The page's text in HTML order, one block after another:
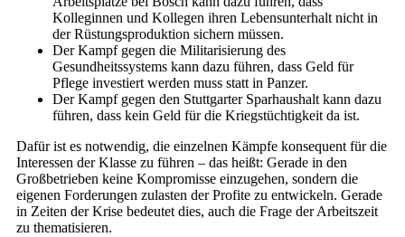
Kolleginnen und Kollegen ihren Lebensunterhalt nicht in
der Rüstungsproduktion sichern müssen.
Der Kampf gegen die Militarisierung des
Gesundheitssystems kann dazu führen, dass Geld für
Pflege investiert werden muss statt in Panzer.
Der Kampf gegen den Stuttgarter Sparhaushalt kann dazu
führen, dass kein Geld für die Kriegstüchtigkeit da ist.
Dafür ist es notwendig, die einzelnen Kämpfe konsequent für die
Interessen der Klasse zu führen – das heißt: Gerade in den
Großbetrieben keine Kompromisse einzugehen, sondern die
eigenen Forderungen zulasten der Profite zu entwickeln. Gerade
in Zeiten der Krise bedeutet dies, auch die Frage der Arbeitszeit
zu thematisieren.